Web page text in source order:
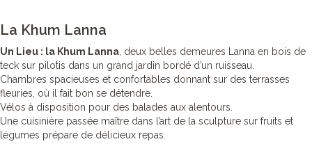
La Khum Lanna
Un Lieu : la Khum Lanna , deux belles demeures Lanna en bois de
teck sur pilotis dans un grand jardin bordé d’un ruisseau.
Chambres spacieuses et confortables donnant sur des terrasses
fleuries, où il fait bon se détendre.
Vélos à disposition pour des balades aux alentours.
Une cuisinière passée maître dans l’art de la sculpture sur fruits et
légumes prépare de délicieux repas.